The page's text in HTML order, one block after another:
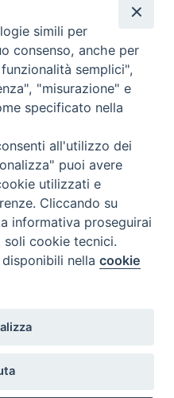
>>
v s
d
7 8
9
14 15
21
28 29 30
simili per
consenso, anche per
semplici",
"misurazione" e
specificato nella
all'utilizzo dei
puoi avere
utilizzati e
Cliccando su
informativa proseguirai
soli cookie tecnici.
nellacookie